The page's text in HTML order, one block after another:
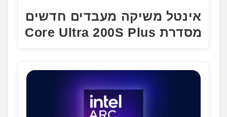
אינטל משיקה מעבדים חדשים
מסדרת Core Ultra 200S Plus